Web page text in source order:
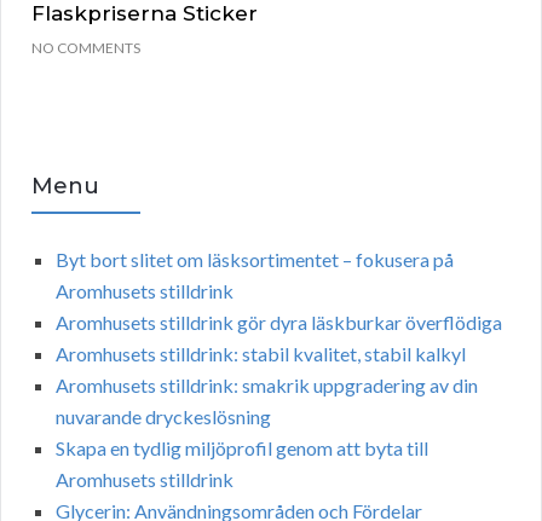
Flaskpriserna Sticker
NO COMMENTS
Menu
Byt bort slitet om läsksortimentet – fokusera på
Aromhusets stilldrink
Aromhusets stilldrink gör dyra läskburkar överflödiga
Aromhusets stilldrink: stabil kvalitet, stabil kalkyl
Aromhusets stilldrink: smakrik uppgradering av din
nuvarande dryckeslösning
Skapa en tydlig miljöprofil genom att byta till
Aromhusets stilldrink
Glycerin: Användningsområden och Fördelar